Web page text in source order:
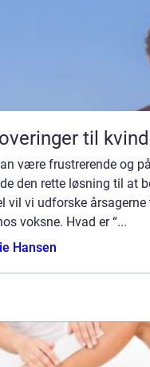
til
være frustrerende og
den rette løsning til at
vil vi udforske
voksne. Hvad er “...
Hansen